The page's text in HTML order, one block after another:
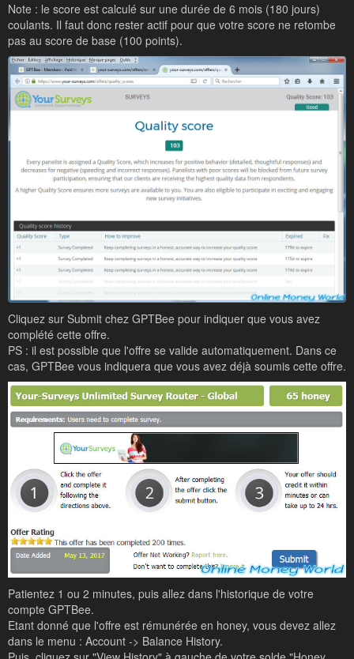
Note : le score est calculé sur une durée de 6 mois (180 jours)
coulants. Il faut donc rester actif pour que votre score ne retombe
pas au score de base (100 points).
Cliquez sur Submit chez GPTBee pour indiquer que vous avez
complété cette offre.
PS : il est possible que l'offre se valide automatiquement. Dans ce
cas, GPTBee vous indiquera que vous avez déjà soumis cette offre.
Patientez 1 ou 2 minutes, puis allez dans l'historique de votre
compte GPTBee.
Etant donné que l'offre est rémunérée en honey, vous devez allez
dans le menu : Account -> Balance History.